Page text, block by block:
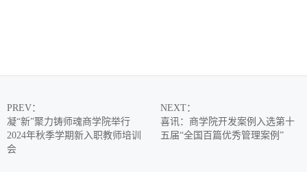
PREV：
凝“新”聚力铸师魂商学院举行
2024年秋季学期新入职教师培训
会
NEXT：
喜讯：商学院开发案例入选第十
五届“全国百篇优秀管理案例”